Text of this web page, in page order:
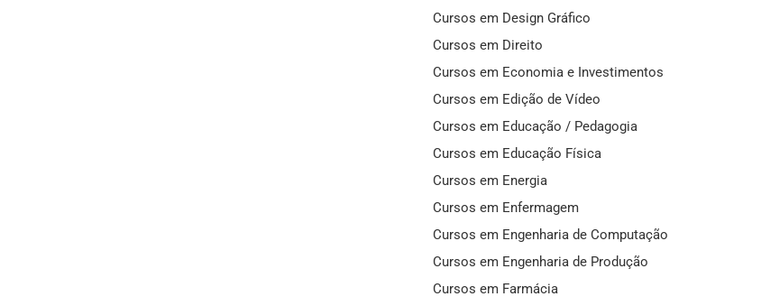
Cursos em Design Gráfico
Cursos em Direito
Cursos em Economia e Investimentos
Cursos em Edição de Vídeo
Cursos em Educação / Pedagogia
Cursos em Educação Física
Cursos em Energia
Cursos em Enfermagem
Cursos em Engenharia de Computação
Cursos em Engenharia de Produção
Cursos em Farmácia